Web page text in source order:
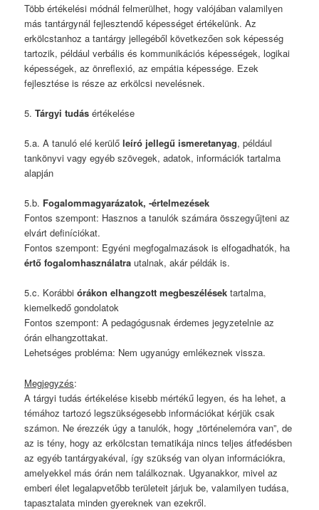
Több értékelési módnál felmerülhet, hogy valójában valamilyen
más tantárgynál fejlesztendő képességet értékelünk. Az
erkölcstanhoz a tantárgy jellegéből következően sok képesség
tartozik, például verbális és kommunikációs képességek, logikai
képességek, az önreflexió, az empátia képessége. Ezek
fejlesztése is része az erkölcsi nevelésnek.
5.Tárgyi tudásértékelése
5.a. A tanuló elé kerülőleíró jellegű ismeretanyag, például
tankönyvi vagy egyéb szövegek, adatok, információk tartalma
alapján
5.b. Fogalommagyarázatok, -értelmezések
Fontos szempont: Hasznos a tanulók számára összegyűjteni az
elvárt definíciókat.
Fontos szempont: Egyéni megfogalmazások is elfogadhatók, ha
értő fogalomhasználatra utalnak, akár példák is.
5.c. Korábbiórákon elhangzott megbeszélések tartalma,
kiemelkedő gondolatok
Fontos szempont: A pedagógusnak érdemes jegyzetelnie az
órán elhangzottakat.
Lehetséges probléma: Nem ugyanúgy emlékeznek vissza.
Megjegyzés:
A tárgyi tudás értékelése kisebb mértékű legyen, és ha lehet, a
témához tartozó legszükségesebb információkat kérjük csak
számon. Ne érezzék úgy a tanulók, hogy „történelemóra van”, de
az is tény, hogy az erkölcstan tematikája nincs teljes átfedésben
az egyéb tantárgyakéval, így szükség van olyan információkra,
amelyekkel más órán nem találkoznak. Ugyanakkor, mivel az
emberi élet legalapvetőbb területeit járjuk be, valamilyen tudása,
tapasztalata minden gyereknek van ezekről.